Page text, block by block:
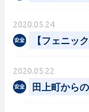
2020.05.24
【フェニッ
2020.05.22
田上町から